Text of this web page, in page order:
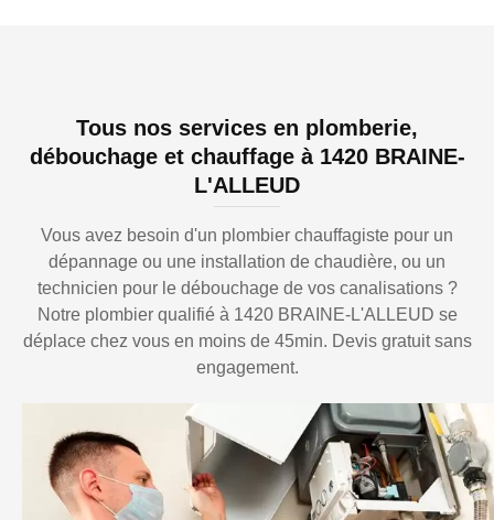
Tous nos services en plomberie,
débouchage et chauffage à 1420 BRAINE-
L'ALLEUD
Vous avez besoin d'un plombier chauffagiste pour un
dépannage ou une installation de chaudière, ou un
technicien pour le débouchage de vos canalisations ?
Notre plombier qualifié à 1420 BRAINE-L'ALLEUD se
déplace chez vous en moins de 45min. Devis gratuit sans
engagement.